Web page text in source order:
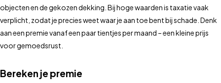
objecten en de gekozen dekking. Bij hoge waarden is taxatie vaak
verplicht, zodat je precies weet waar je aan toe bent bij schade. Denk
aan een premie vanaf een paar tientjes per maand – een kleine prijs
voor gemoedsrust.
Bereken je premie